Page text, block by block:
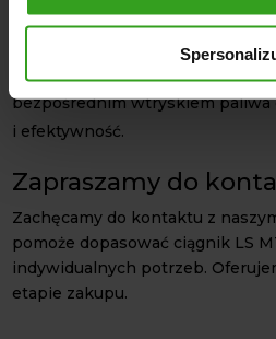
Wysoki komfort pracy–
wygodę nawet w
Niezawodność i wydajność–
bezpośrednim wtryskiem paliwa
i efektywność.
Zapraszamy do
Zachęcamy do kontaktu z
pomoże dopasować ciągnik LS
indywidualnych potrzeb.
etapie zakupu.